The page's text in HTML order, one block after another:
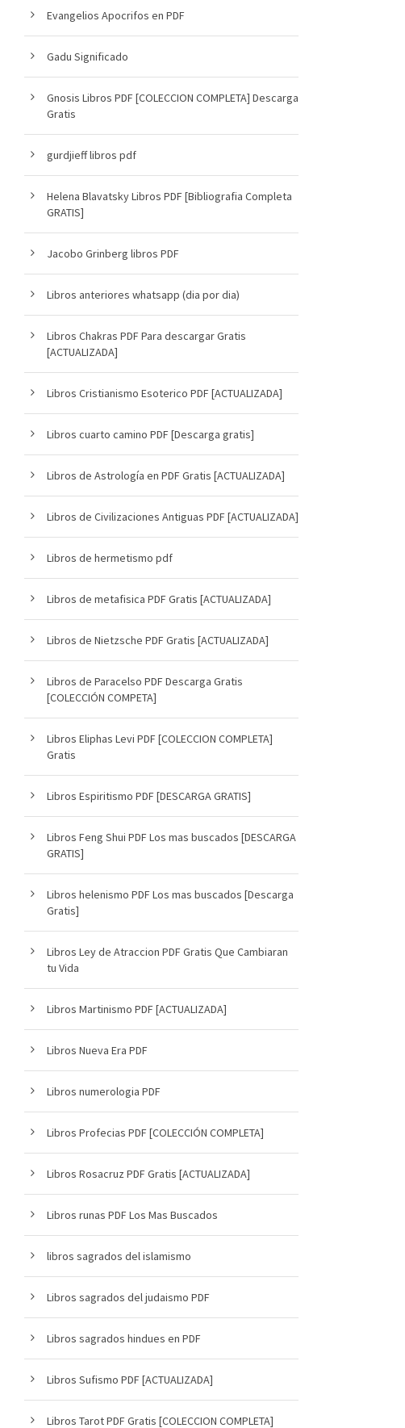
Evangelios Apocrifos en PDF
Gadu Significado
Gnosis Libros PDF [COLECCION COMPLETA] Descarga
Gratis
gurdjieff libros pdf
Helena Blavatsky Libros PDF [Bibliografia Completa
GRATIS]
Jacobo Grinberg libros PDF
Libros anteriores whatsapp (dia por dia)
Libros Chakras PDF Para descargar Gratis
[ACTUALIZADA]
Libros Cristianismo Esoterico PDF [ACTUALIZADA]
Libros cuarto camino PDF [Descarga gratis]
Libros de Astrología en PDF Gratis [ACTUALIZADA]
Libros de Civilizaciones Antiguas PDF [ACTUALIZADA]
Libros de hermetismo pdf
Libros de metafisica PDF Gratis [ACTUALIZADA]
Libros de Nietzsche PDF Gratis [ACTUALIZADA]
Libros de Paracelso PDF Descarga Gratis
[COLECCIÓN COMPETA]
Libros Eliphas Levi PDF [COLECCION COMPLETA]
Gratis
Libros Espiritismo PDF [DESCARGA GRATIS]
Libros Feng Shui PDF Los mas buscados [DESCARGA
GRATIS]
Libros helenismo PDF Los mas buscados [Descarga
Gratis]
Libros Ley de Atraccion PDF Gratis Que Cambiaran
tu Vida
Libros Martinismo PDF [ACTUALIZADA]
Libros Nueva Era PDF
Libros numerologia PDF
Libros Profecias PDF [COLECCIÓN COMPLETA]
Libros Rosacruz PDF Gratis [ACTUALIZADA]
Libros runas PDF Los Mas Buscados
libros sagrados del islamismo
Libros sagrados del judaismo PDF
Libros sagrados hindues en PDF
Libros Sufismo PDF [ACTUALIZADA]
Libros Tarot PDF Gratis [COLECCION COMPLETA]